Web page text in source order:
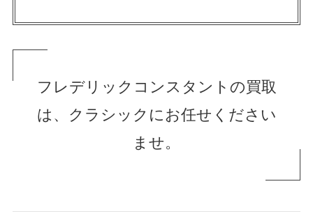
フレデリックコンスタントの買取
は、クラシックにお任せください
ませ。